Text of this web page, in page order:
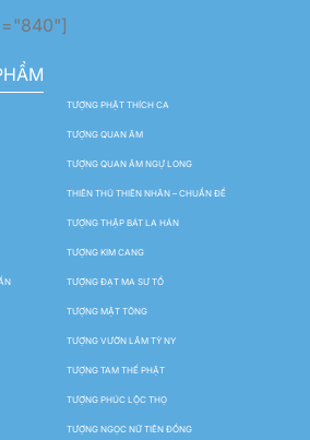
TƯỢNG PHẬT THÍCH CA
TƯỢNG QUAN ÂM
TƯỢNG QUAN ÂM NGỰ LONG
THIÊN THỦ THIÊN NHÃN – CHUẨN ĐỀ
TƯỢNG THẬP BÁT LA HÁN
TƯỢNG KIM CANG
TƯỢNG ĐẠT MA SƯ TỔ
TƯỢNG MẬT TÔNG
TƯỢNG VƯỜN LÂM TỲ NY
TƯỢNG TAM THẾ PHẬT
TƯỢNG PHÚC LỘC THỌ
TƯỢNG NGỌC NỮ TIÊN ĐỒNG